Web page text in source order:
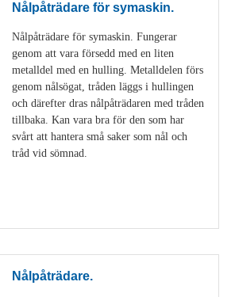
Nålpåträdare för symaskin.
Nålpåträdare för symaskin. Fungerar
genom att vara försedd med en liten
metalldel med en hulling. Metalldelen förs
genom nålsögat, tråden läggs i hullingen
och därefter dras nålpåträdaren med tråden
tillbaka. Kan vara bra för den som har
svårt att hantera små saker som nål och
tråd vid sömnad.
Nålpåträdare.